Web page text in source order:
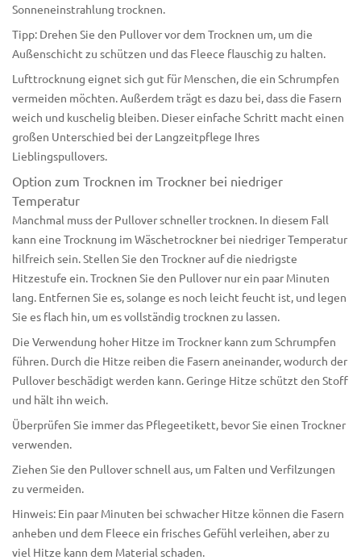
Sonneneinstrahlung trocknen.
Tipp: Drehen Sie den Pullover vor dem Trocknen um, um die
Außenschicht zu schützen und das Fleece flauschig zu halten.
Lufttrocknung eignet sich gut für Menschen, die ein Schrumpfen
vermeiden möchten. Außerdem trägt es dazu bei, dass die Fasern
weich und kuschelig bleiben. Dieser einfache Schritt macht einen
großen Unterschied bei der Langzeitpflege Ihres
Lieblingspullovers.
Option zum Trocknen im Trockner bei niedriger
Temperatur
Manchmal muss der Pullover schneller trocknen. In diesem Fall
kann eine Trocknung im Wäschetrockner bei niedriger Temperatur
hilfreich sein. Stellen Sie den Trockner auf die niedrigste
Hitzestufe ein. Trocknen Sie den Pullover nur ein paar Minuten
lang. Entfernen Sie es, solange es noch leicht feucht ist, und legen
Sie es flach hin, um es vollständig trocknen zu lassen.
Die Verwendung hoher Hitze im Trockner kann zum Schrumpfen
führen. Durch die Hitze reiben die Fasern aneinander, wodurch der
Pullover beschädigt werden kann. Geringe Hitze schützt den Stoff
und hält ihn weich.
Überprüfen Sie immer das Pflegeetikett, bevor Sie einen Trockner
verwenden.
Ziehen Sie den Pullover schnell aus, um Falten und Verfilzungen
zu vermeiden.
Hinweis: Ein paar Minuten bei schwacher Hitze können die Fasern
anheben und dem Fleece ein frisches Gefühl verleihen, aber zu
viel Hitze kann dem Material schaden.